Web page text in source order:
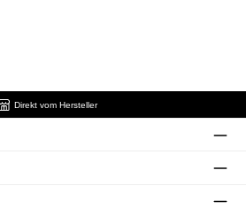
Direkt vom Hersteller